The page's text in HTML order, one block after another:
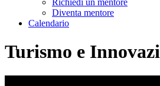
Diventa mentore
Calendario
Turismo e